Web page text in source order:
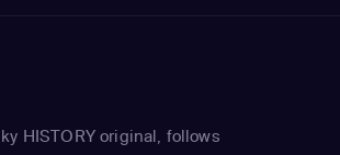
HISTORY original, follows